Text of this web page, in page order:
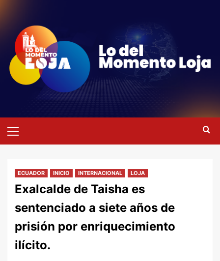
contenido
primario
ECUADOR INICIO INTERNACIONAL LOJA
Exalcalde de Taisha es
sentenciado a siete años de
prisión por enriquecimiento
ilícito.